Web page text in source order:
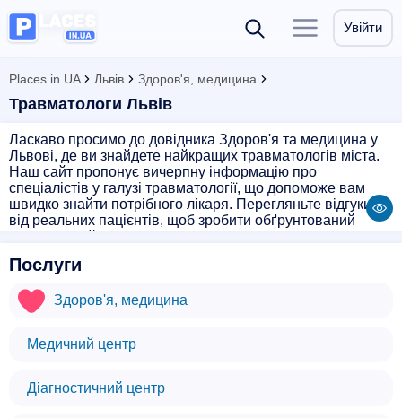
Увійти
Places in UA Львів Здоров'я, медицина
Травматологи Львів
Ласкаво просимо до довідника Здоров'я та медицина у
Львові, де ви знайдете найкращих травматологів міста.
Наш сайт пропонує вичерпну інформацію про
спеціалістів у галузі травматології, що допоможе вам
швидко знайти потрібного лікаря. Перегляньте відгуки
від реальних пацієнтів, щоб зробити обґрунтований
послуги травматологи. Оберіть професіонала, якому
Послуги
Здоров'я, медицина
Медичний центр
Діагностичний центр